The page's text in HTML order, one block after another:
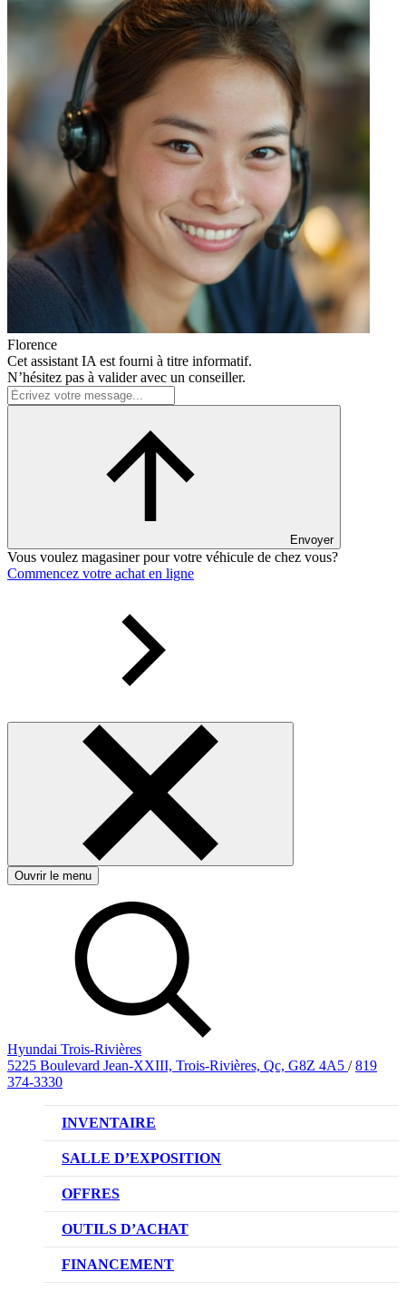
Florence
Cet assistant IA est fourni à titre informatif.
N’hésitez pas à valider avec un conseiller.
Envoyer
Vous voulez magasiner pour votre véhicule de chez vous?
Commencez votre achat en ligne
Ouvrir le menu
Hyundai Trois-Rivières
5225 Boulevard Jean-XXIII, Trois-Rivières, Qc, G8Z 4A5 / 819
374-3330
INVENTAIRE
VÉHICULES NEUFS
VÉHICULES D’OCCASION
SALLE D’EXPOSITION
OFFRES
OFFRE DE VÉHICULES NEUFS
OFFRES DU CONCESSIONNAIRE
OUTILS D’ACHAT
CL!QUEZ ET ACHETEZ HYUNDAI
FINANCEMENT